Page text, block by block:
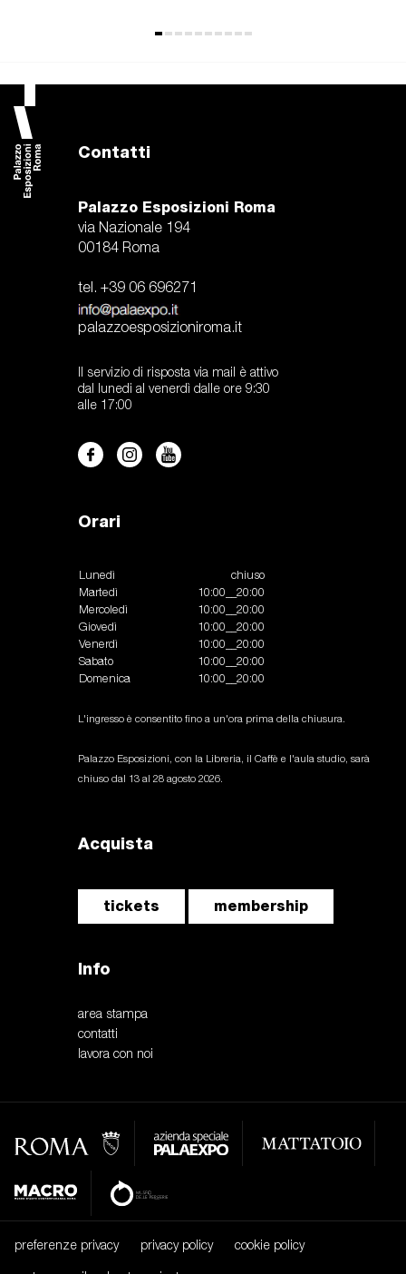
Contatti
Palazzo Esposizioni Roma
via Nazionale 194
00184 Roma
tel. +39 06 696271
palazzoesposizioniroma.it
Il servizio di risposta via mail è attivo
dal lunedi al venerdì dalle ore 9:30
alle 17:00
Orari
Lunedì
chiuso
Martedì
10:00__20:00
Mercoledì
10:00__20:00
Giovedì
10:00__20:00
Venerdì
10:00__20:00
Sabato
10:00__20:00
Domenica
10:00__20:00
L'ingresso è consentito fino a un'ora prima della chiusura.
Palazzo Esposizioni, con la Libreria, il Caffè e l'aula studio, sarà
chiuso dal 13 al 28 agosto 2026.
Acquista
tickets membership
Info
area stampa
contatti
lavora con noi
preferenze privacy privacy policy cookie policy